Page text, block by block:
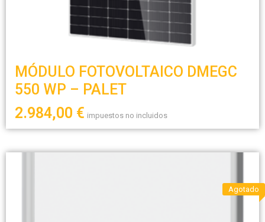
MÓDULO FOTOVOLTAICO DMEGC
550 WP – PALET
2.984,00 € impuestos no incluidos
Agotado